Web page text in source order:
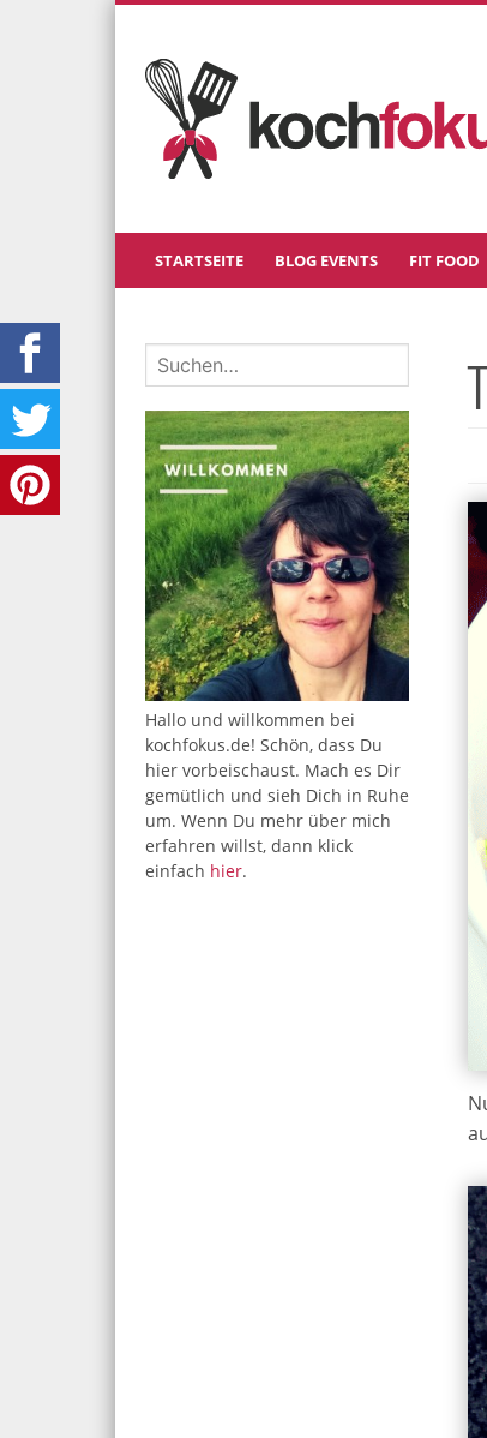
STARTSEITE BLOG EVENTS FIT FOOD
Hallo und willkommen bei
kochfokus.de! Schön, dass Du
hier vorbeischaust. Mach es Dir
gemütlich und sieh Dich in Ruhe
um. Wenn Du mehr über mich
erfahren willst, dann klick
einfach hier.